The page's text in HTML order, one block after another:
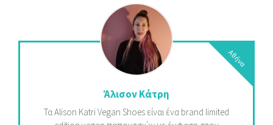
αυτόνομα, με ενσυναίσθηση, ικανά να μάθουν μέσα
σε μια ομάδα.
Αθήνα
Άλισον Κάτρη
Τα Alison Katri Vegan Shoes είναι ένα brand limited